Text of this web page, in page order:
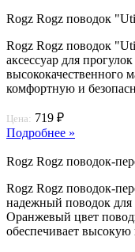
Rogz Rogz поводок
Rogz Rogz поводок
аксессуар для
высококачественного
комфортную и
Цена: 719 ₽
Подробнее »
Rogz Rogz поводок-
Rogz Rogz поводок-
надежный поводок для
Оранжевый цвет
обеспечивает высокую